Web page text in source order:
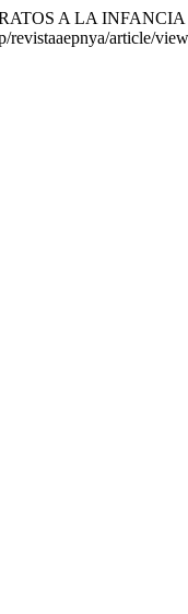
A LA
revistaaepnya/article/